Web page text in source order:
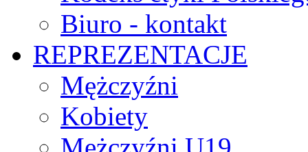
Biuro - kontakt
REPREZENTACJE
Mężczyźni
Kobiety